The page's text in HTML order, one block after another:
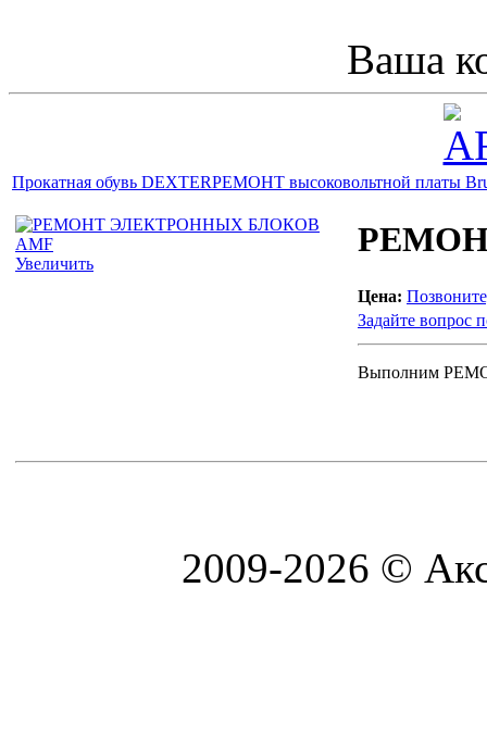
Ваша
Прокатная обувь DEXTERРЕМОНТ высоковольтной платы
Увеличить
Цена:
Задайте вопрос
Выполним
2009-2026 ©